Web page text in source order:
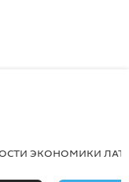
ЭКОНОМИКИ